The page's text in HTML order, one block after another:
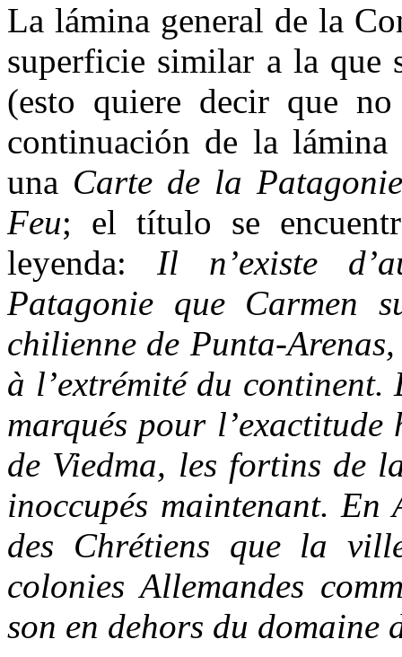
La lámina general de la
superficie similar a la que
(esto quiere decir que
continuación de la
una Carte de la
Feu; el título se
leyenda: Il n’existe
Patagonie que Carmen
chilienne de Punta-
à l’extrémité du continent.
marqués pour
de Viedma, les fortins de
inoccupés maintenant.
des Chrétiens que la
colonies Allemandes
son en dehors du domaine